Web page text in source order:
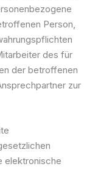
Person,
des für
der betroffenen
zur
elektronische